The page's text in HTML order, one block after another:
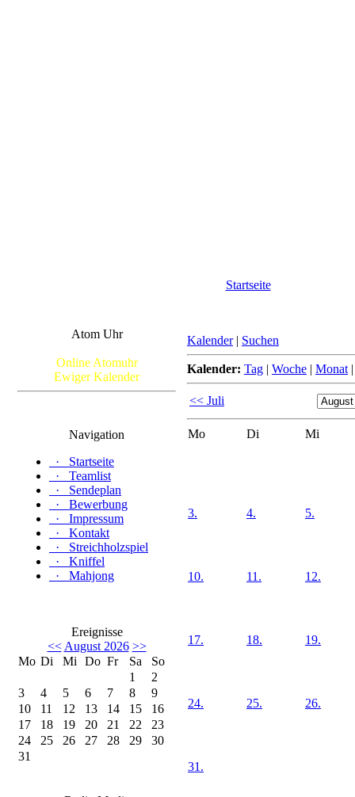
Startseite
Atom Uhr
Online Atomuhr
Ewiger Kalender
Navigation
·
Startseite
·
Teamlist
·
Sendeplan
·
Bewerbung
·
Impressum
·
Kontakt
·
Streichholzspiel
·
Kniffel
·
Mahjong
Ereignisse
<< August 2026 >>
Mo Di Mi Do Fr Sa
So
1
2
3
4 5 6 7 8
9
10
11 12 13 14 15
16
17
18 19 20 21 22
23
24
25 26 27 28 29
30
31
Kalender | Suchen
Kalender: Tag | Woche | Monat
<< Juli
Mo Di Mi
3. 4. 5.
10. 11. 12.
17. 18. 19.
24. 25. 26.
31.